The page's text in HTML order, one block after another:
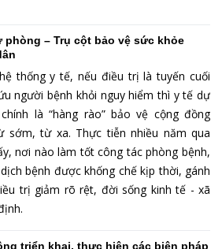
phòng – Trụ cột bảo vệ sức khỏe
thống y tế, nếu điều trị là tuyến cuối
người bệnh khỏi nguy hiểm thì y tế dự
là “hàng rào” bảo vệ cộng đồng
sớm, từ xa. Thực tiễn nhiều năm qua
nơi nào làm tốt công tác phòng bệnh,
bệnh được khống chế kịp thời, gánh
trị giảm rõ rệt, đời sống kinh tế - xã
triển khai, thực hiện các biện pháp